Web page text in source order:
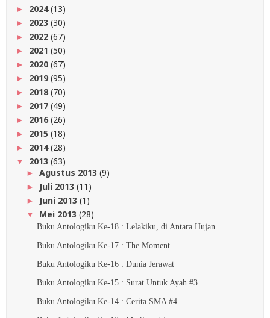
► 2024(13)
► 2023 (30)
► 2022 (67)
► 2021 (50)
► 2020 (67)
► 2019(95)
► 2018 (70)
► 2017 (49)
► 2016(26)
► 2015 (18)
► 2014(28)
▼ 2013 (63)
► Agustus 2013 (9)
► Juli 2013 (11)
► Juni 2013 (1)
▼ Mei 2013 (28)
Buku Antologiku Ke-18 : Lelakiku, di Antara Hujan ...
Buku Antologiku Ke-17 : The Moment
Buku Antologiku Ke-16 : Dunia Jerawat
Buku Antologiku Ke-15 : Surat Untuk Ayah #3
Buku Antologiku Ke-14 : Cerita SMA #4